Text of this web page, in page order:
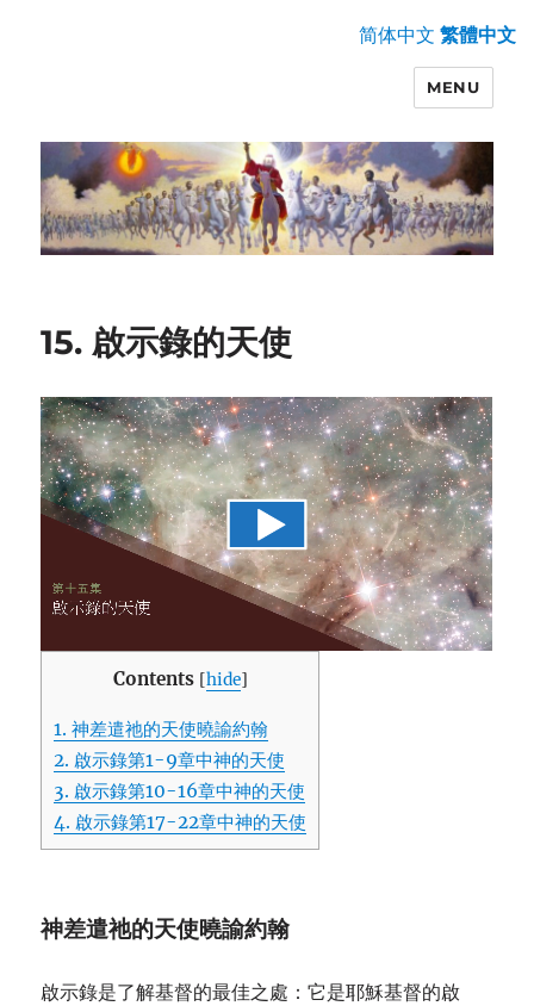
MENU
15. 啟示錄的天使
Contents hide]
1. 神差遣祂的天使曉諭約翰
2. 啟示錄第1-9章中神的天使
3. 啟示錄第10-16章中神的天使
4. 啟示錄第17-22章中神的天使
神差遣祂的天使曉諭約翰
啟示錄是了解基督的最佳之處：它是耶穌基督的啟
简体中文 繁體中文